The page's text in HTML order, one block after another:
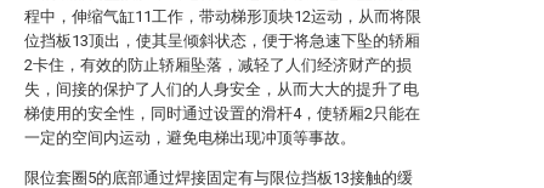
程中，伸缩气缸11工作，带动梯形顶块12运动，从而将限
位挡板13顶出，使其呈倾斜状态，便于将急速下坠的轿厢
2卡住，有效的防止轿厢坠落，减轻了人们经济财产的损
失，间接的保护了人们的人身安全，从而大大的提升了电
梯使用的安全性，同时通过设置的滑杆4，使轿厢2只能在
一定的空间内运动，避免电梯出现冲顶等事故。
限位套圈5的底部通过焊接固定有与限位挡板13接触的缓